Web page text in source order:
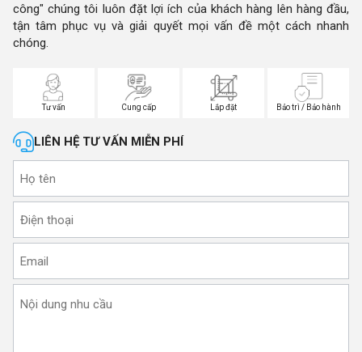
công" chúng tôi luôn đặt lợi ích của khách hàng lên hàng đầu,
tận tâm phục vụ và giải quyết mọi vấn đề một cách nhanh
chóng.
Tư vấn Cung cấp Lắp đặt Bảo trì / Bảo hành
LIÊN HỆ TƯ VẤN MIỄN PHÍ